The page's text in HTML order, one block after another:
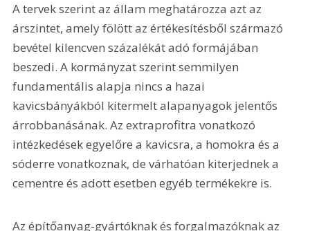
A tervek szerint az állam meghatározza azt az
árszintet, amely fölött az értékesítésből származó
bevétel kilencven százalékát adó formájában
beszedi. A kormányzat szerint semmilyen
fundamentális alapja nincs a hazai
kavicsbányákból kitermelt alapanyagok jelentős
árrobbanásának. Az extraprofitra vonatkozó
intézkedések egyelőre a kavicsra, a homokra és a
sóderre vonatkoznak, de várhatóan kiterjednek a
cementre és adott esetben egyéb termékekre is.
Az építőanyag-gyártóknak és forgalmazóknak az